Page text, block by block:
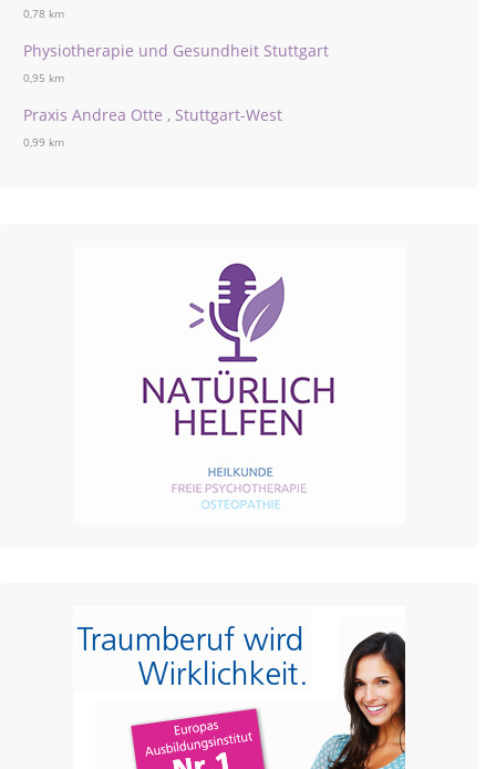
0,78 km
Physiotherapie und Gesundheit Stuttgart
0,95 km
Praxis Andrea Otte , Stuttgart-West
0,99 km